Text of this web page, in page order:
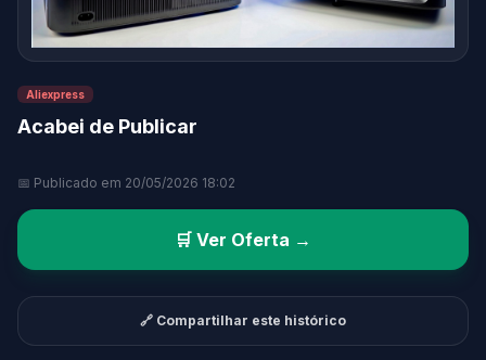
Aliexpress
Acabei de Publicar
📅 Publicado em 20/05/2026 18:02
🛒 Ver Oferta →
🔗 Compartilhar este histórico